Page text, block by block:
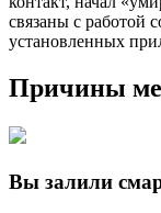
связаны с работой
установленных
Причины
Вы залили